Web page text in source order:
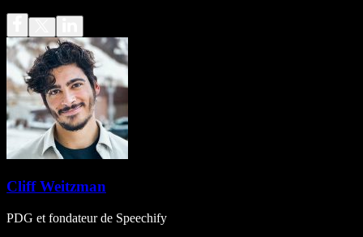
Cliff Weitzman
PDG et fondateur de Speechify